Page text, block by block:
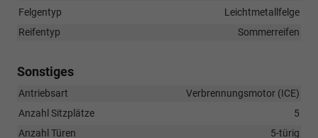
Felgentyp
Leichtmetallfelge
Reifentyp
Sommerreifen
Sonstiges
Antriebsart
Verbrennungsmotor (ICE)
Anzahl Sitzplätze
5
Anzahl Türen
5-türig